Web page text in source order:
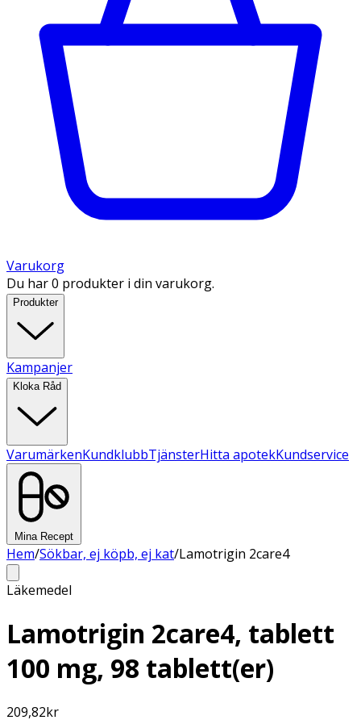
Varukorg
Du har 0 produkter i din varukorg.
Produkter
Kampanjer
Kloka Råd
VarumärkenKundklubbTjänsterHitta apotekKundservice
Mina Recept
Hem/Sökbar, ej köpb, ej kat/Lamotrigin 2care4
Läkemedel
Lamotrigin 2care4, tablett
100 mg, 98 tablett(er)
209,82kr